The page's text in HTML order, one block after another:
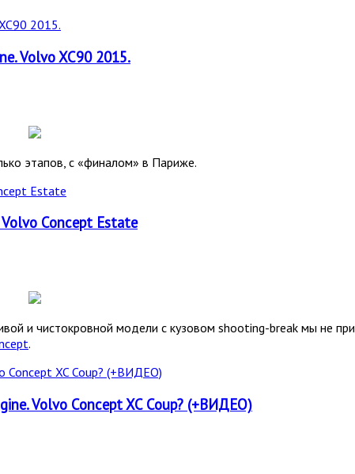
Volvo XC90 2015.
этапов, с «финалом» в Париже.
Concept Estate
и чистокровной модели с кузовом shooting-break мы не
.
Volvo Concept XC Coup? (+ВИДЕО)